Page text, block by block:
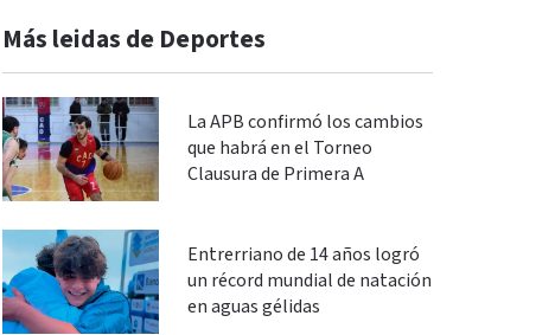
Más leidas de Deportes
La APB confirmó los cambios
que habrá en el Torneo
Clausura de Primera A
Entrerriano de 14 años logró
un récord mundial de natación
en aguas gélidas